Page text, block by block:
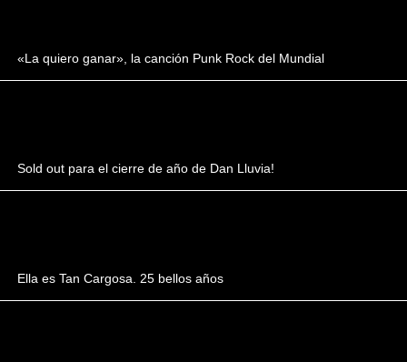
«La quiero ganar», la canción Punk Rock del Mundial
Sold out para el cierre de año de Dan Lluvia!
Ella es Tan Cargosa. 25 bellos años